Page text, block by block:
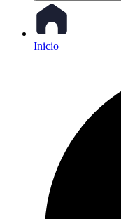
Inicio